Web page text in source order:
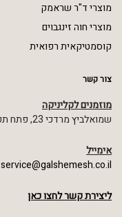
מוצרי ד"ר שראמק
מוצרי חוה זינגבוים
קוסמטיקאית רפואית
צור קשר
מוזמנים לקליניקה
שמואלביץ מרדכי 23, פתח תקווה
אימייל
service@galshemesh.co.il
ליצירת קשר לחצו כאן